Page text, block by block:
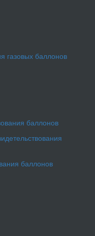
газовых баллонов
баллонов
баллонов